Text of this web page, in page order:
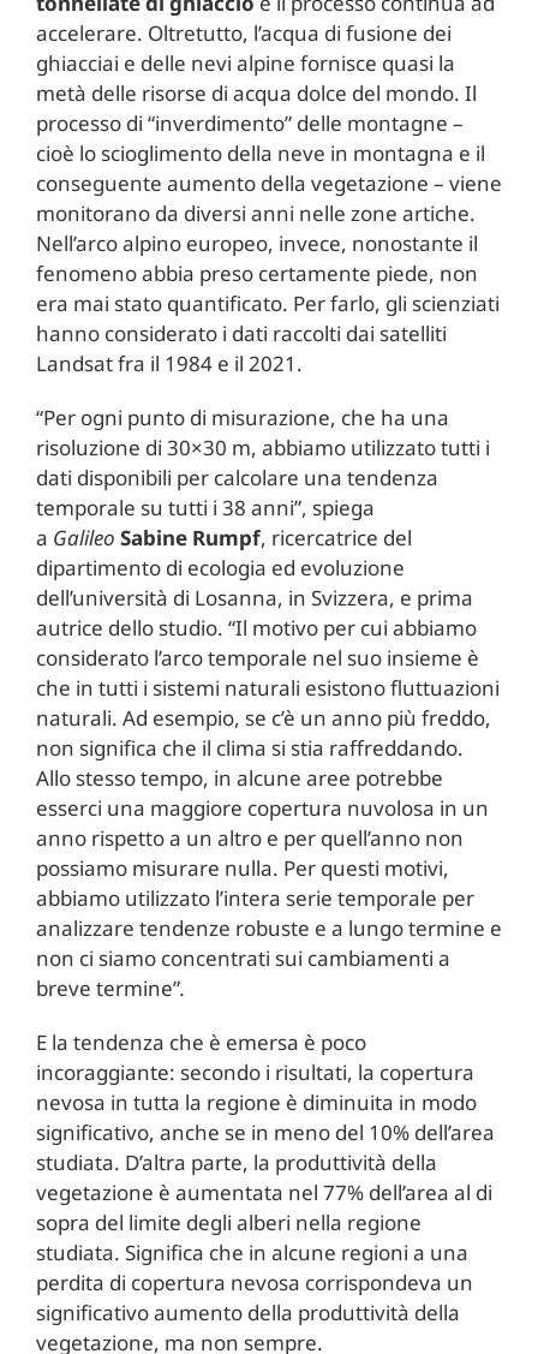
accelerare. Oltretutto, l’acqua di fusione dei
ghiacciai e delle nevi alpine fornisce quasi la
metà delle risorse di acqua dolce del mondo. Il
processo di “inverdimento” delle montagne –
cioè lo scioglimento della neve in montagna e il
conseguente aumento della vegetazione – viene
monitorano da diversi anni nelle zone artiche.
Nell’arco alpino europeo, invece, nonostante il
fenomeno abbia preso certamente piede, non
era mai stato quantificato. Per farlo, gli scienziati
hanno considerato i dati raccolti dai satelliti
Landsat fra il 1984 e il 2021.
“Per ogni punto di misurazione, che ha una
risoluzione di 30×30 m, abbiamo utilizzato tutti i
dati disponibili per calcolare una tendenza
temporale su tutti i 38 anni”, spiega
a Galileo Sabine Rumpf, ricercatrice del
dipartimento di ecologia ed evoluzione
dell’università di Losanna, in Svizzera, e prima
autrice dello studio. “Il motivo per cui abbiamo
considerato l’arco temporale nel suo insieme è
che in tutti i sistemi naturali esistono fluttuazioni
naturali. Ad esempio, se c’è un anno più freddo,
non significa che il clima si stia raffreddando.
Allo stesso tempo, in alcune aree potrebbe
esserci una maggiore copertura nuvolosa in un
anno rispetto a un altro e per quell’anno non
possiamo misurare nulla. Per questi motivi,
abbiamo utilizzato l’intera serie temporale per
analizzare tendenze robuste e a lungo termine e
non ci siamo concentrati sui cambiamenti a
breve termine”.
E la tendenza che è emersa è poco
incoraggiante: secondo i risultati, la copertura
nevosa in tutta la regione è diminuita in modo
significativo, anche se in meno del 10% dell’area
studiata. D’altra parte, la produttività della
vegetazione è aumentata nel 77% dell’area al di
sopra del limite degli alberi nella regione
studiata. Significa che in alcune regioni a una
perdita di copertura nevosa corrispondeva un
significativo aumento della produttività della
vegetazione, ma non sempre.